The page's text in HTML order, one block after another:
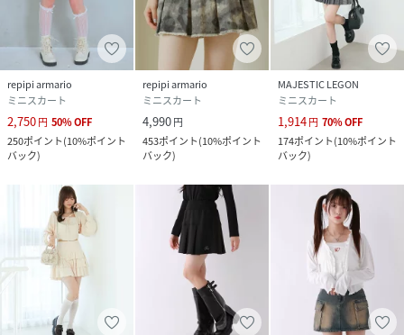
repipi armario
ミニスカート
2,750円 50%OFF
250ポイント(10%ポイント
バック)
repipi armario
ミニスカート
4,990円
453ポイント(10%ポイント
バック)
MAJESTIC LEGON
ミニスカート
1,914円 70%OFF
174ポイント(10%ポイント
バック)